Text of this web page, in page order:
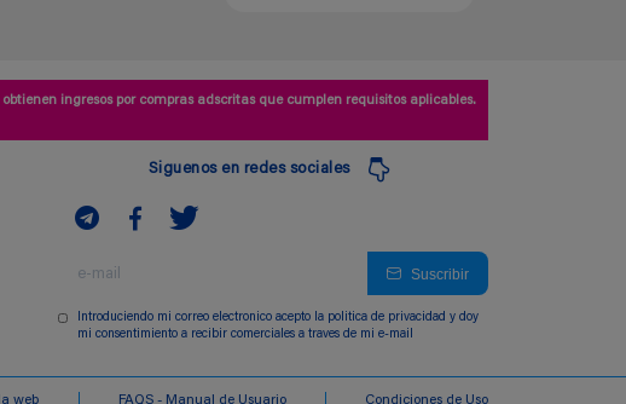
ingresos por compras adscritas que cumplen requisitos aplicables.
Siguenos en redes sociales
Suscribir
Introduciendo mi correo electronico acepto la politica de privacidad y doy
mi consentimiento a recibir comerciales a traves de mi e-mail
web FAQS - Manual de Usuario Condiciones de Uso